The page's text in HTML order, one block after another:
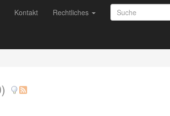
Kontakt Rechtliches